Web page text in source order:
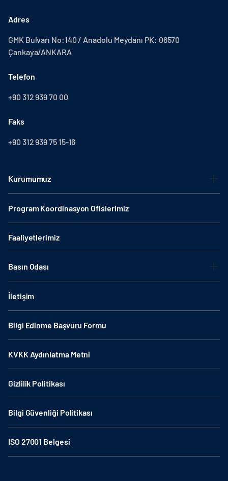
Adres
GMK Bulvarı No:140 / Anadolu Meydanı PK: 06570
Çankaya/ANKARA
Telefon
+90 312 939 70 00
Faks
+90 312 939 75 15-16
Kurumumuz
Program Koordinasyon Ofislerimiz
Faaliyetlerimiz
Basın Odası
İletişim
Bilgi Edinme Başvuru Formu
KVKK Aydınlatma Metni
Gizlilik Politikası
Bilgi Güvenliği Politikası
ISO 27001 Belgesi